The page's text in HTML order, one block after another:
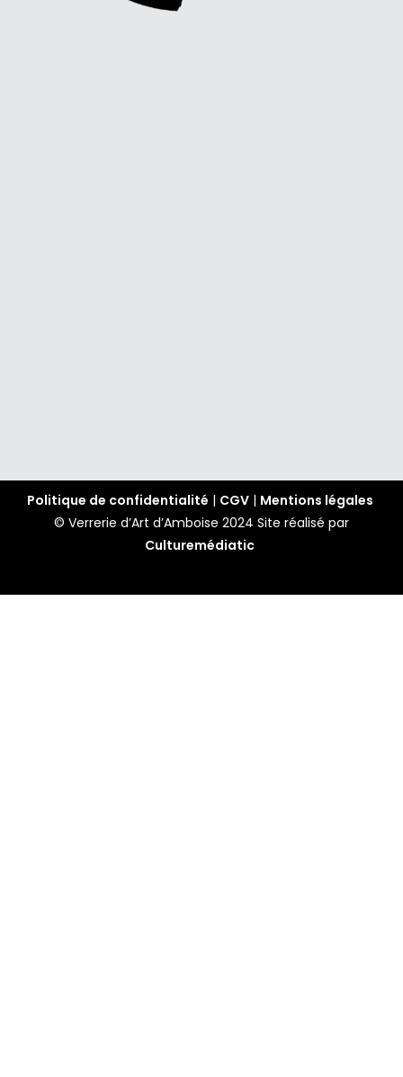
Politique de confidentialité | CGV | Mentions légales
© Verrerie d’Art d’Amboise 2024 Site réalisé par
Culturemédiatic